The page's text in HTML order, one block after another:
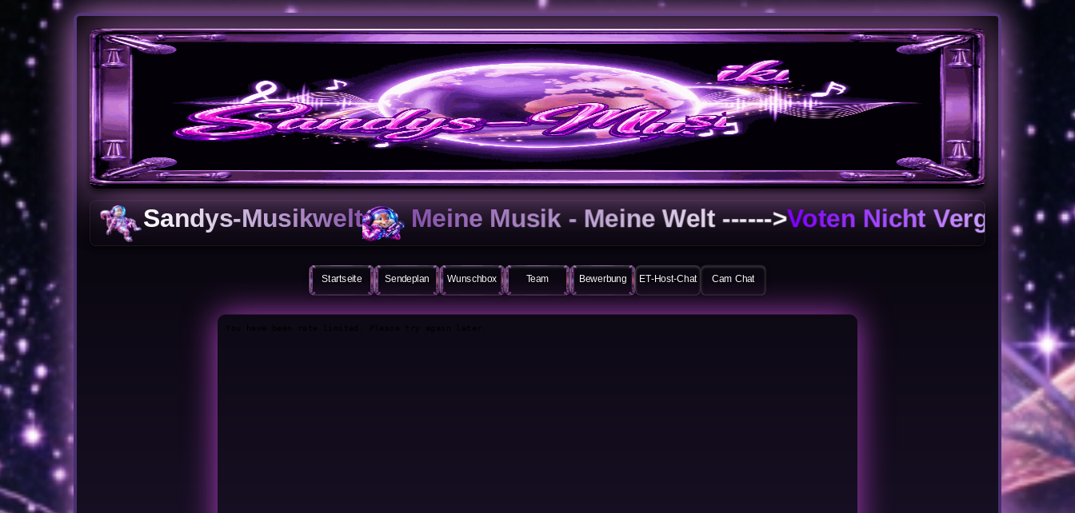
Sandys-Musikwelt Meine Musik - Meine Welt ------>Voten Nicht Vergessen !!!
Startseite Sendeplan Wunschbox Team Bewerbung ET-Host-Chat Cam Chat